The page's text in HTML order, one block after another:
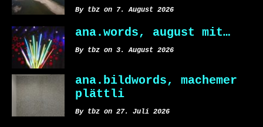
By tbz on 7. August 2026
ana.words, august mit…
By tbz on 3. August 2026
ana.bildwords, machemer
plättli
By tbz on 27. Juli 2026